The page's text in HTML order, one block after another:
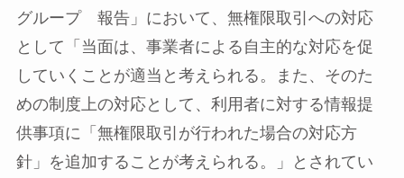
グループ 報告」において、無権限取引への対応
として「当面は、事業者による自主的な対応を促
していくことが適当と考えられる。また、そのた
めの制度上の対応として、利用者に対する情報提
供事項に「無権限取引が行われた場合の対応方
針」を追加することが考えられる。」とされてい